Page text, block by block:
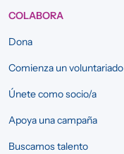
COLABORA
Dona
Comienza un voluntariado
Únete como socio/a
Apoya una campaña
Buscamos talento